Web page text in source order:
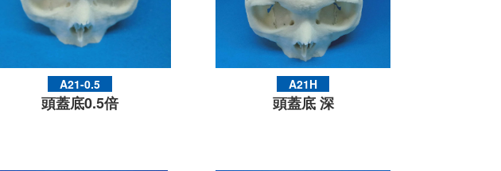
A21-0.5
頭蓋底0.5倍
A21H
頭蓋底 深